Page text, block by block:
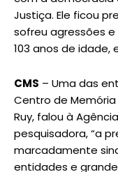
Justiça. Ele ficou
sofreu agressões e
103 anos de idade,
CMS – Uma das
Centro de
Ruy, falou à
pesquisadora, “a
marcadamente
entidades e